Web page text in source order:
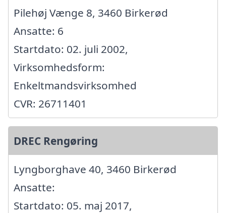
Pilehøj Vænge 8, 3460 Birkerød
Ansatte: 6
Startdato: 02. juli 2002,
Virksomhedsform:
Enkeltmandsvirksomhed
CVR: 26711401
DREC Rengøring
Lyngborghave 40, 3460 Birkerød
Ansatte:
Startdato: 05. maj 2017,